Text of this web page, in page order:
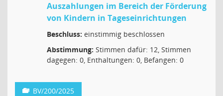
Auszahlungen im Bereich der Förderung
von Kindern in Tageseinrichtungen
Beschluss: einstimmig beschlossen
Abstimmung: Stimmen dafür: 12, Stimmen
dagegen: 0, Enthaltungen: 0, Befangen: 0
BV/200/2025